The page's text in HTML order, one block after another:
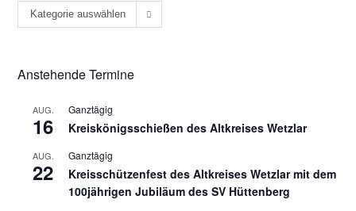
Kategorie auswählen
Anstehende Termine
AUG.
16
Ganztägig
Kreiskönigsschießen des Altkreises Wetzlar
AUG.
22
Ganztägig
Kreisschützenfest des Altkreises Wetzlar mit dem
100jährigen Jubiläum des SV Hüttenberg